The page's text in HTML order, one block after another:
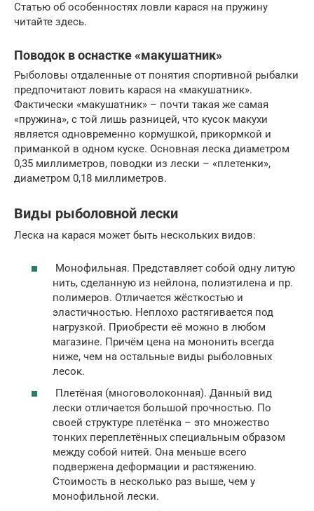
Статью об особенностях ловли карася на пружину
читайте здесь.
Поводок в оснастке «макушатник»
Рыболовы отдаленные от понятия спортивной рыбалки
предпочитают ловить карася на «макушатник».
Фактически «макушатник» – почти такая же самая
«пружина», с той лишь разницей, что кусок макухи
является одновременно кормушкой, прикормкой и
приманкой в одном куске. Основная леска диаметром
0,35 миллиметров, поводки из лески – «плетенки»,
диаметром 0,18 миллиметров.
Виды рыболовной лески
Леска на карася может быть нескольких видов:
Монофильная. Представляет собой одну литую
нить, сделанную из нейлона, полиэтилена и пр.
полимеров. Отличается жёсткостью и
эластичностью. Неплохо растягивается под
нагрузкой. Приобрести её можно в любом
магазине. Причём цена на мононить всегда
ниже, чем на остальные виды рыболовных
лесок.
Плетёная (многоволоконная). Данный вид
лески отличается большой прочностью. По
своей структуре плетёнка – это множество
тонких переплетённых специальным образом
между собой нитей. Она меньше всего
подвержена деформации и растяжению.
Стоимость в несколько раз выше, чем у
монофильной лески.